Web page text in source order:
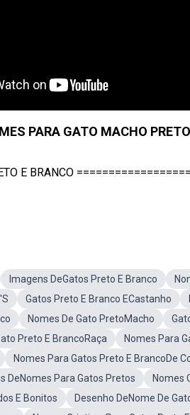
PARA GATO MACHO
E BRANCO
Imagens DeGatos Preto E Branco
Gatos Preto E Branco ECastanho
Nomes De Gato PretoMacho
Preto E BrancoRaça Nomes Para
Nomes Para Gatos Preto E BrancoDe
DeNomes Para Gatos Pretos
Nomes
E Bonitos
Desenho DeNome De